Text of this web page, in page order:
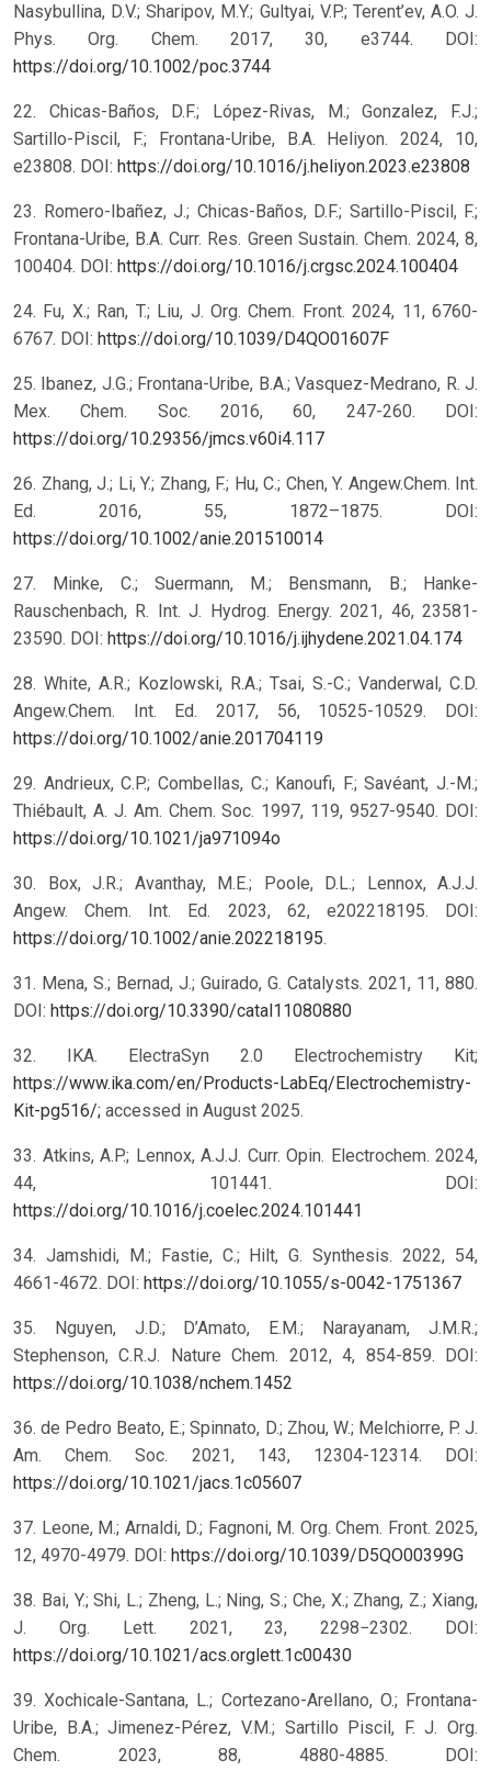
Nasybullina, D.V.; Sharipov, M.Y.; Gultyai, V.P.; Terent’ev, A.O. J.
Phys. Org. Chem. 2017, 30, e3744. DOI:
https://doi.org/10.1002/poc.3744
22. Chicas-Baños, D.F.; López-Rivas, M.; Gonzalez, F.J.;
Sartillo-Piscil, F.; Frontana-Uribe, B.A. Heliyon. 2024, 10,
e23808. DOI: https://doi.org/10.1016/j.heliyon.2023.e23808
23. Romero-Ibañez, J.; Chicas-Baños, D.F.; Sartillo-Piscil, F.;
Frontana-Uribe, B.A. Curr. Res. Green Sustain. Chem. 2024, 8,
100404. DOI: https://doi.org/10.1016/j.crgsc.2024.100404
24. Fu, X.; Ran, T.; Liu, J. Org. Chem. Front. 2024, 11, 6760-
6767. DOI: https://doi.org/10.1039/D4QO01607F
25. Ibanez, J.G.; Frontana-Uribe, B.A.; Vasquez-Medrano, R. J.
Mex. Chem. Soc. 2016, 60, 247-260. DOI:
https://doi.org/10.29356/jmcs.v60i4.117
26. Zhang, J.; Li, Y.; Zhang, F.; Hu, C.; Chen, Y. Angew.Chem. Int.
Ed. 2016, 55, 1872–1875. DOI:
https://doi.org/10.1002/anie.201510014
27. Minke, C.; Suermann, M.; Bensmann, B.; Hanke-
Rauschenbach, R. Int. J. Hydrog. Energy. 2021, 46, 23581-
23590. DOI: https://doi.org/10.1016/j.ijhydene.2021.04.174
28. White, A.R.; Kozlowski, R.A.; Tsai, S.-C.; Vanderwal, C.D.
Angew.Chem. Int. Ed. 2017, 56, 10525-10529. DOI:
https://doi.org/10.1002/anie.201704119
29. Andrieux, C.P.; Combellas, C.; Kanoufi, F.; Savéant, J.-M.;
Thiébault, A. J. Am. Chem. Soc. 1997, 119, 9527-9540. DOI:
https://doi.org/10.1021/ja971094o
30. Box, J.R.; Avanthay, M.E.; Poole, D.L.; Lennox, A.J.J.
Angew. Chem. Int. Ed. 2023, 62, e202218195. DOI:
https://doi.org/10.1002/anie.202218195.
31. Mena, S.; Bernad, J.; Guirado, G. Catalysts. 2021, 11, 880.
DOI: https://doi.org/10.3390/catal11080880
32. IKA. ElectraSyn 2.0 Electrochemistry Kit;
https://www.ika.com/en/Products-LabEq/Electrochemistry-
Kit-pg516/; accessed in August 2025.
33. Atkins, A.P.; Lennox, A.J.J. Curr. Opin. Electrochem. 2024,
44, 101441. DOI:
https://doi.org/10.1016/j.coelec.2024.101441
34. Jamshidi, M.; Fastie, C.; Hilt, G. Synthesis. 2022, 54,
4661-4672. DOI: https://doi.org/10.1055/s-0042-1751367
35. Nguyen, J.D.; D’Amato, E.M.; Narayanam, J.M.R.;
Stephenson, C.R.J. Nature Chem. 2012, 4, 854-859. DOI:
https://doi.org/10.1038/nchem.1452
36. de Pedro Beato, E.; Spinnato, D.; Zhou, W.; Melchiorre, P. J.
Am. Chem. Soc. 2021, 143, 12304-12314. DOI:
https://doi.org/10.1021/jacs.1c05607
37. Leone, M.; Arnaldi, D.; Fagnoni, M. Org. Chem. Front. 2025,
12, 4970-4979. DOI: https://doi.org/10.1039/D5QO00399G
38. Bai, Y.; Shi, L.; Zheng, L.; Ning, S.; Che, X.; Zhang, Z.; Xiang,
J. Org. Lett. 2021, 23, 2298−2302. DOI:
https://doi.org/10.1021/acs.orglett.1c00430
39. Xochicale-Santana, L.; Cortezano-Arellano, O.; Frontana-
Uribe, B.A.; Jimenez-Pérez, V.M.; Sartillo Piscil, F. J. Org.
Chem. 2023, 88, 4880-4885. DOI: